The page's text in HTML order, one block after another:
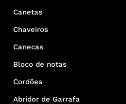
Canetas
Chaveiros
Canecas
Bloco de notas
Cordões
Abridor de Garrafa